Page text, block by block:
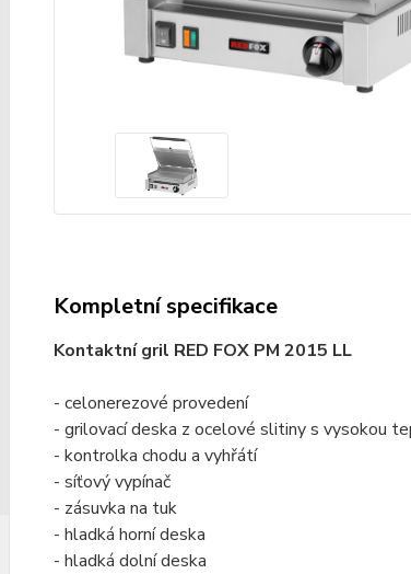
Kompletní specifikace
Kontaktní gril RED FOX PM 2015 LL
- celonerezové provedení
- grilovací deska z ocelové slitiny s vysokou
- kontrolka chodu a vyhřátí
- síťový vypínač
- zásuvka na tuk
- hladká horní deska
- hladká dolní deska